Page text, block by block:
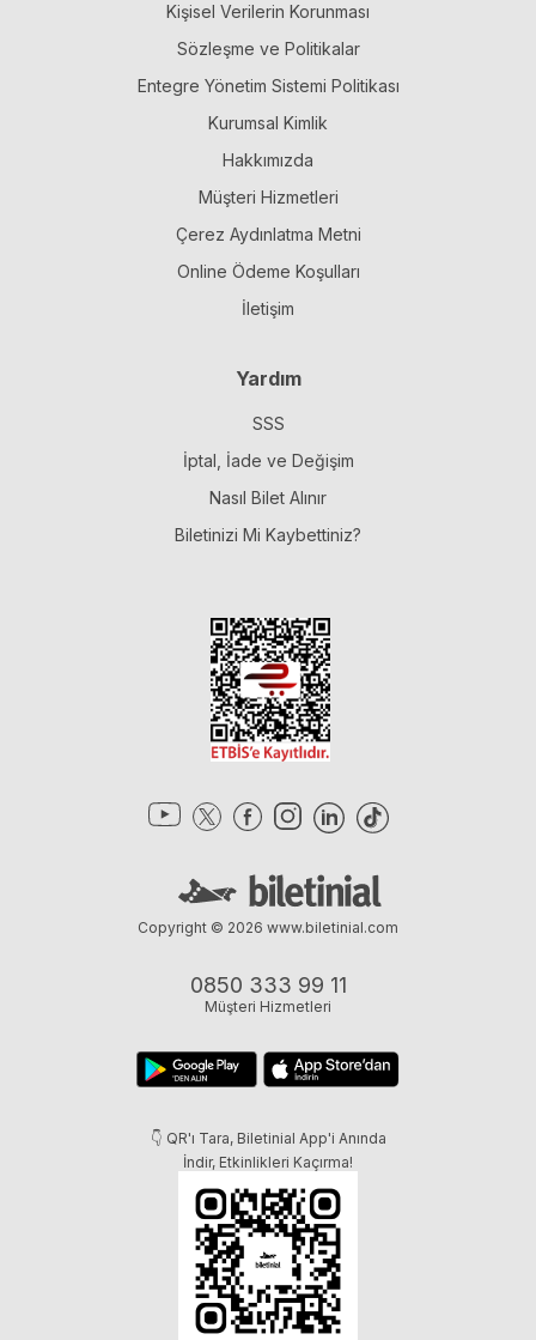
Kişisel Verilerin Korunması
Sözleşme ve Politikalar
Entegre Yönetim Sistemi Politikası
Kurumsal Kimlik
Hakkımızda
Müşteri Hizmetleri
Çerez Aydınlatma Metni
Online Ödeme Koşulları
İletişim
Yardım
SSS
İptal, İade ve Değişim
Nasıl Bilet Alınır
Biletinizi Mi Kaybettiniz?
0850 333 99 11
Müşteri Hizmetleri
👇 QR'ı Tara, Biletinial App'i Anında
İndir, Etkinlikleri Kaçırma!
Copyright © 2026 www.biletinial.com